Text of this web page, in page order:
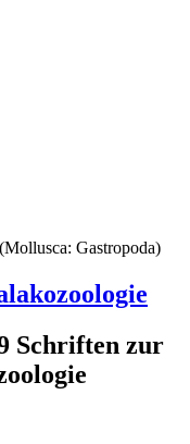
Gastropoda)